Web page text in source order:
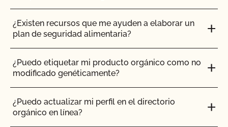
¿Existen recursos que me ayuden a elaborar un
plan de seguridad alimentaria?
¿Puedo etiquetar mi producto orgánico como no
modificado genéticamente?
¿Puedo actualizar mi perfil en el directorio
orgánico en línea?